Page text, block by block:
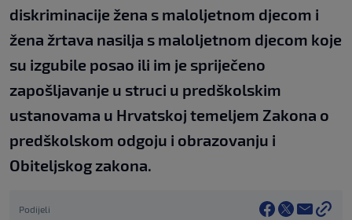
diskriminacije žena s maloljetnom djecom i
žena žrtava nasilja s maloljetnom djecom koje
su izgubile posao ili im je spriječeno
zapošljavanje u struci u predškolskim
ustanovama u Hrvatskoj temeljem Zakona o
predškolskom odgoju i obrazovanju i
Obiteljskog zakona.
Podijeli